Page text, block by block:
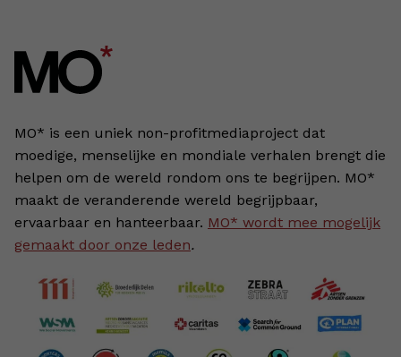
MO* is een uniek non-profitmediaproject dat
moedige, menselijke en mondiale verhalen brengt die
helpen om de wereld rondom ons te begrijpen. MO*
maakt de veranderende wereld begrijpbaar,
ervaarbaar en hanteerbaar. MO* wordt mee mogelijk
gemaakt door onze leden.